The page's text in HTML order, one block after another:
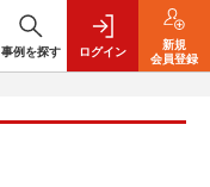
事例を探す ログイン
新規
会員登録